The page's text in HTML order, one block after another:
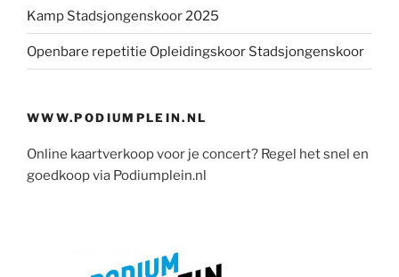
Kamp Stadsjongenskoor 2025
Openbare repetitie Opleidingskoor Stadsjongenskoor
WWW.PODIUMPLEIN.NL
Online kaartverkoop voor je concert? Regel het snel en
goedkoop via Podiumplein.nl